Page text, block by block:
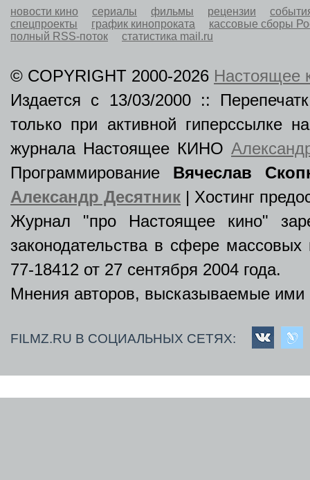
новости кино сериалы фильмы рецензии
спецпроекты
график кинопроката
кассовые сборы
полный RSS-поток
статистика mail.ru
© COPYRIGHT 2000-2026 Настоящее
Издается с 13/03/2000 ::
только при активной гиперссылке
журнала Настоящее КИНО
Программирование Вячеслав
Александр Десятник | Хостинг
Журнал "про Настоящее кино"
законодательства в сфере
77-18412 от 27 сентября 2004 года.
Мнения авторов, высказываемые ими
FILMZ.RU В СОЦИАЛЬНЫХ СЕТЯХ: